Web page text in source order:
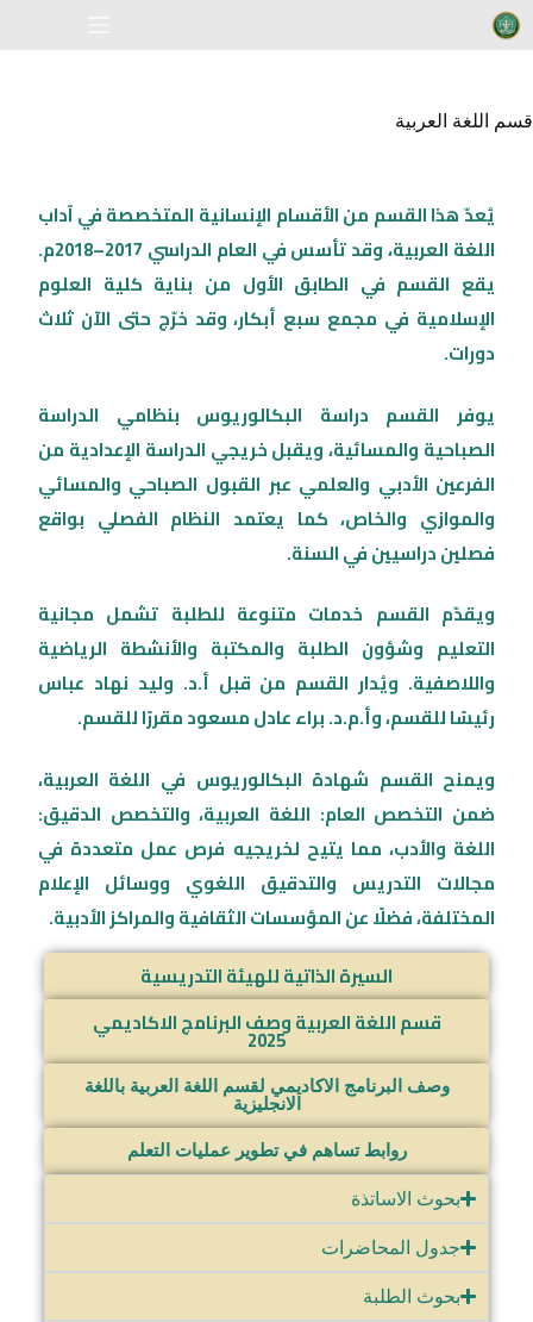
قسم اللغة العربية
يُعدّ هذا القسم من الأقسام الإنسانية المتخصصة في آداب
اللغة العربية، وقد تأسس في العام الدراسي 2017–2018م.
يقع القسم في الطابق الأول من بناية كلية العلوم
الإسلامية في مجمع سبع أبكار، وقد خرّج حتى الآن ثلاث
دورات.
يوفر القسم دراسة البكالوريوس بنظامي الدراسة
الصباحية والمسائية، ويقبل خريجي الدراسة الإعدادية من
الفرعين الأدبي والعلمي عبر القبول الصباحي والمسائي
والموازي والخاص، كما يعتمد النظام الفصلي بواقع
فصلين دراسيين في السنة.
ويقدّم القسم خدمات متنوعة للطلبة تشمل مجانية
التعليم وشؤون الطلبة والمكتبة والأنشطة الرياضية
واللاصفية. ويُدار القسم من قبل أ.د. وليد نهاد عباس
رئيسًا للقسم، وأ.م.د. براء عادل مسعود مقررًا للقسم.
ويمنح القسم شهادة البكالوريوس في اللغة العربية،
ضمن التخصص العام: اللغة العربية، والتخصص الدقيق:
اللغة والأدب، مما يتيح لخريجيه فرص عمل متعددة في
مجالات التدريس والتدقيق اللغوي ووسائل الإعلام
المختلفة، فضلًا عن المؤسسات الثقافية والمراكز الأدبية.
السيرة الذاتية للهيئة التدريسية
قسم اللغة العربية وصف البرنامج الاكاديمي
2025
وصف البرنامج الاكاديمي لقسم اللغة العربية باللغة
الانجليزية
روابط تساهم في تطوير عمليات التعلم
بحوث الاساتذة
جدول المحاضرات
بحوث الطلبة